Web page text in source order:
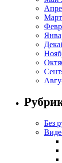
Март
Без